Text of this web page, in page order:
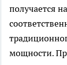
получается
мощности.